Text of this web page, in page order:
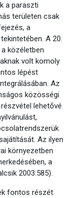
a paraszti
területen csak
a
A 20.
közéletben
volt komoly
lépést
Az
közösségi
lehetővé
Az ilyen
környezetben
a
2003:585).
fontos részét